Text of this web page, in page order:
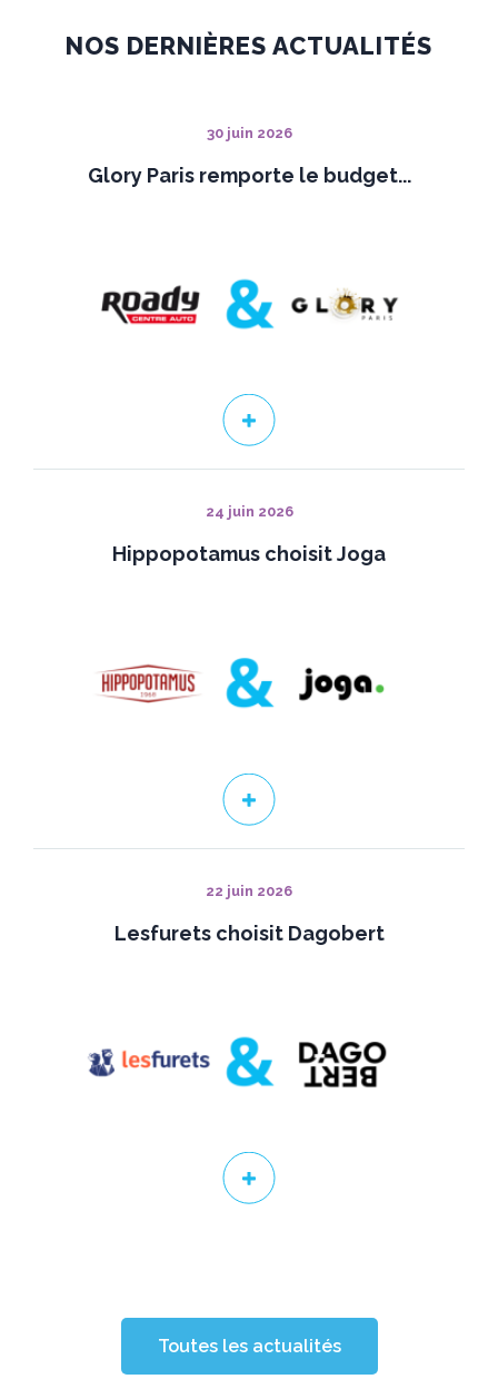
NOS DERNIÈRES ACTUALITÉS
30 juin 2026
Glory Paris remporte le budget...
24 juin 2026
Hippopotamus choisit Joga
22 juin 2026
Lesfurets choisit Dagobert
Toutes les actualités